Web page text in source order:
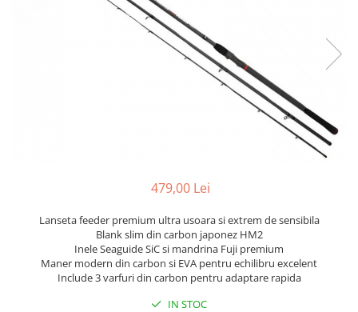
479,00 Lei
Lanseta feeder premium ultra usoara si extrem de sensibila
Blank slim din carbon japonez HM2
Inele Seaguide SiC si mandrina Fuji premium
Maner modern din carbon si EVA pentru echilibru excelent
Include 3 varfuri din carbon pentru adaptare rapida
IN STOC